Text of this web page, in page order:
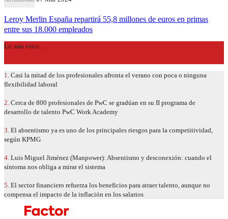
Leroy Merlin España repartirá 55,8 millones de euros en primas
entre sus 18.000 empleados
Lo más visto…
1. Casi la mitad de los profesionales afronta el verano con poca o ninguna
flexibilidad laboral
2. Cerca de 800 profesionales de PwC se gradúan en su II programa de
desarrollo de talento PwC Work Academy
3. El absentismo ya es uno de los principales riesgos para la competitividad,
según KPMG
4. Luis Miguel Jiménez (Manpower): Absentismo y desconexión: cuando el
síntoma nos obliga a mirar el sistema
5. El sector financiero refuerza los beneficios para atraer talento, aunque no
compensa el impacto de la inflación en los salarios